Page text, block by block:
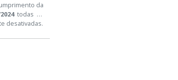
da
todas as
desativadas.